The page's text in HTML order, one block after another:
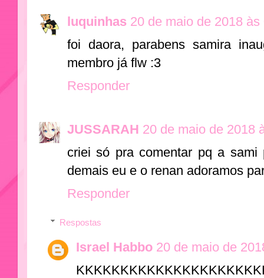
luquinhas 20 de maio de 2018 às
foi daora, parabens samira
membro já flw :3
Responder
JUSSARAH 20 de maio de 2018
criei só pra comentar pq a sami
demais eu e o renan adoramos
Responder
Respostas
Israel Habbo 20 de maio de